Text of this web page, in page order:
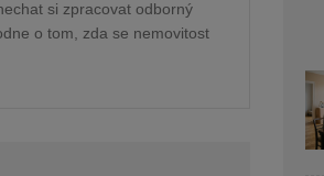
si zpracovat odborný
o tom, zda se nemovitost